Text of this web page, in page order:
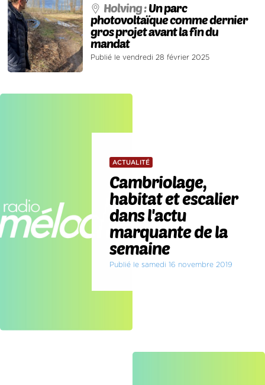
Holving :Un parc
photovoltaïque comme dernier
gros projet avant la fin du
mandat
Publié le vendredi 28 février 2025
ACTUALITÉ
Cambriolage,
habitat et escalier
dans l'actu
marquante de la
semaine
Publié le samedi 16 novembre 2019